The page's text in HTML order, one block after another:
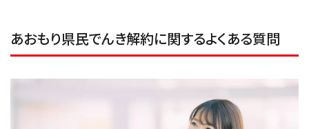
あおもり県民でんき解約に関するよくある質問